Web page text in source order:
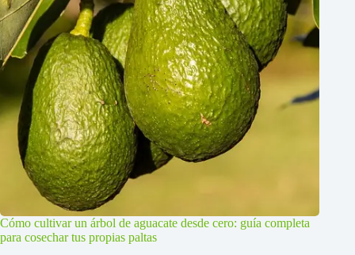
Cómo cultivar un árbol de aguacate desde cero: guía completa
para cosechar tus propias paltas